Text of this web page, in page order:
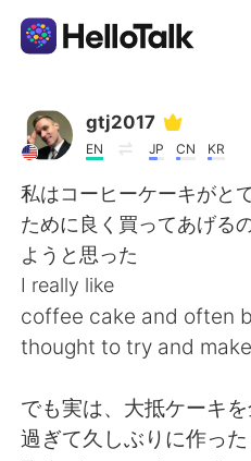
Language Exchange
English
简体中文 繁體
Français
gtj2017
EN JP CN KR
私はコーヒーケーキがと
ために良く買ってあげる
ようと思った
I really like
coffee cake and often
thought to try and
でも実は、大抵ケーキ
過ぎて久しぶりに作った